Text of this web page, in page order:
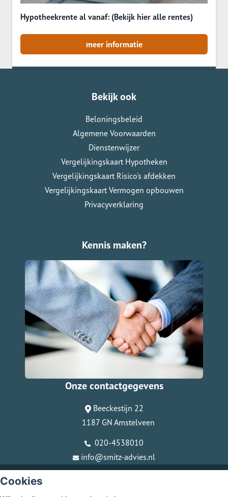
Cookies
Hypotheekrente al vanaf: (Bekijk hier alle rentes)
meer informatie
Bekijk ook
Beloningsbeleid
Algemene Voorwaarden
Dienstenwijzer
Vergelijkingskaart Hypotheken
Vergelijkingskaart Risico's afdekken
Vergelijkingskaart Vermogen opbouwen
Privacyverklaring
Kennis maken?
Onze contactgegevens
Beeckestijn 22
1187 GN Amstelveen
020-4538010
info@smitz-advies.nl
Sitemap